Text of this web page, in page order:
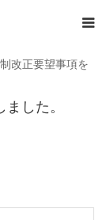
改正要望事項を
した。